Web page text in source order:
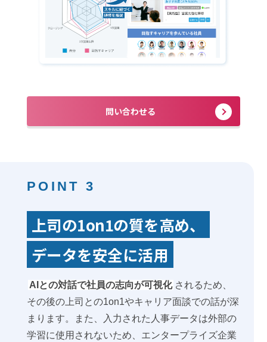
問い合わせる
POINT 3
上司の1on1の質を高め、
データを安全に活用
AIとの対話で社員の志向が可視化 されるため、
その後の上司との1on1やキャリア面談での話が深
まります。また、入力された人事データは外部の
学習に使用されないため、エンタープライズ企業